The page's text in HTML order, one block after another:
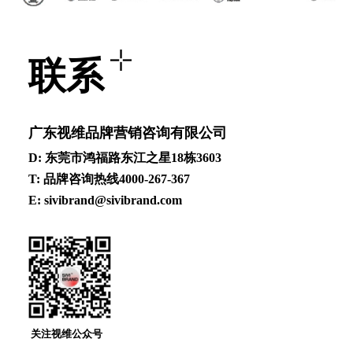
联系
⼴东视维品牌营销咨询有限公司
D: 东莞市鸿福路东江之星18栋3603
T: 品牌咨询热线4000-267-367
E: sivibrand@sivibrand.com
关注视维公众号